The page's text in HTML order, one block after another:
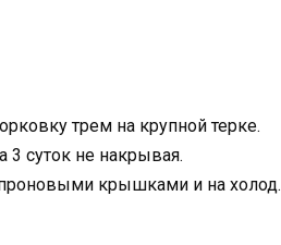
трем на крупной терке.
суток не накрывая.
крышками и на холод.